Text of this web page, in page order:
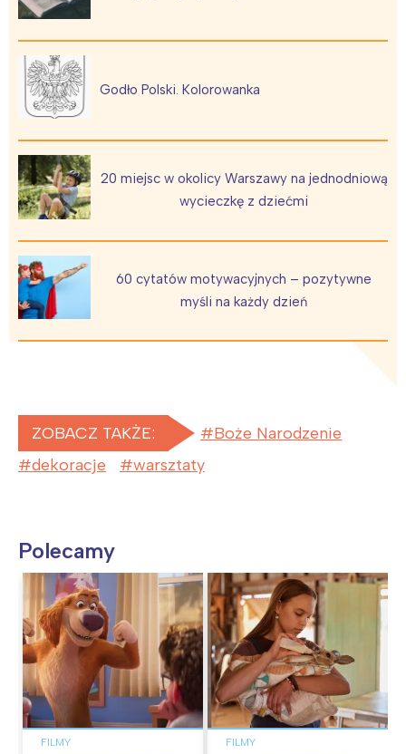
Godło Polski. Kolorowanka
20 miejsc w okolicy Warszawy na jednodniową
wycieczkę z dziećmi
60 cytatów motywacyjnych – pozytywne
myśli na każdy dzień
ZOBACZ TAKŻE:
Boże Narodzenie
dekoracje
warsztaty
Polecamy
FILMY FILMY